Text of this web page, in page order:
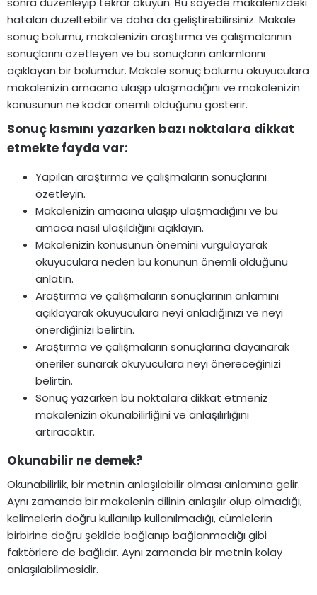
hataları düzeltebilir ve daha da geliştirebilirsiniz. Makale
sonuç bölümü, makalenizin araştırma ve çalışmalarının
sonuçlarını özetleyen ve bu sonuçların anlamlarını
açıklayan bir bölümdür. Makale sonuç bölümü okuyuculara
makalenizin amacına ulaşıp ulaşmadığını ve makalenizin
konusunun ne kadar önemli olduğunu gösterir.
Sonuç kısmını yazarken bazı noktalara dikkat
etmekte fayda var:​
Yapılan araştırma ve çalışmaların sonuçlarını
özetleyin.
Makalenizin amacına ulaşıp ulaşmadığını ve bu
amaca nasıl ulaşıldığını açıklayın.
Makalenizin konusunun önemini vurgulayarak
okuyuculara neden bu konunun önemli olduğunu
anlatın.
Araştırma ve çalışmaların sonuçlarının anlamını
açıklayarak okuyuculara neyi anladığınızı ve neyi
önerdiğinizi belirtin.
Araştırma ve çalışmaların sonuçlarına dayanarak
öneriler sunarak okuyuculara neyi önereceğinizi
belirtin.
Sonuç yazarken bu noktalara dikkat etmeniz
makalenizin okunabilirliğini ve anlaşılırlığını
artıracaktır.
Okunabilir ne demek?​
Okunabilirlik, bir metnin anlaşılabilir olması anlamına gelir.
Aynı zamanda bir makalenin dilinin anlaşılır olup olmadığı,
kelimelerin doğru kullanılıp kullanılmadığı, cümlelerin
birbirine doğru şekilde bağlanıp bağlanmadığı gibi
faktörlere de bağlıdır. Aynı zamanda bir metnin kolay
anlaşılabilmesidir.